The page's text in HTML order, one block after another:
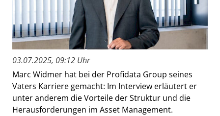
03.07.2025, 09:12 Uhr
Marc Widmer hat bei der Profidata Group seines
Vaters Karriere gemacht: Im Interview erläutert er
unter anderem die Vorteile der Struktur und die
Herausforderungen im Asset Management.